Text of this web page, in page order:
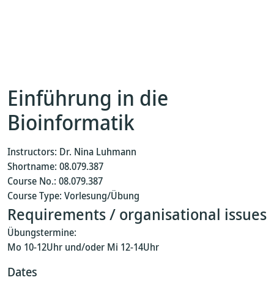
Einführung in die
Bioinformatik
Instructors: Dr. Nina Luhmann
Shortname: 08.079.387
Course No.: 08.079.387
Course Type: Vorlesung/Übung
Requirements / organisational issues
Übungstermine:
Mo 10-12Uhr und/oder Mi 12-14Uhr
Dates